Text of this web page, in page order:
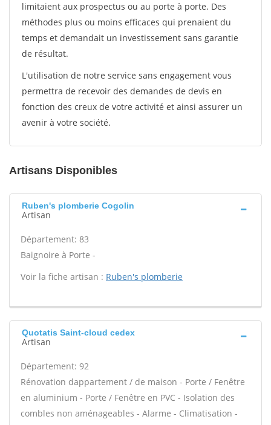
limitaient aux prospectus ou au porte à porte. Des
méthodes plus ou moins efficaces qui prenaient du
temps et demandait un investissement sans garantie
de résultat.
L'utilisation de notre service sans engagement vous
permettra de recevoir des demandes de devis en
fonction des creux de votre activité et ainsi assurer un
avenir à votre société.
Artisans Disponibles
Ruben's plomberie Cogolin
Artisan
Département: 83
Baignoire à Porte -
Voir la fiche artisan : Ruben's plomberie
Quotatis Saint-cloud cedex
Artisan
Département: 92
Rénovation dappartement / de maison - Porte / Fenêtre
en aluminium - Porte / Fenêtre en PVC - Isolation des
combles non aménageables - Alarme - Climatisation -